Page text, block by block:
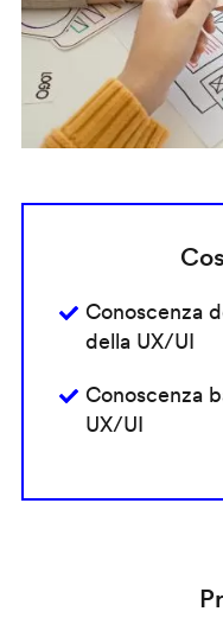
Conoscenza
della UX/UI
Conoscenza
UX/UI